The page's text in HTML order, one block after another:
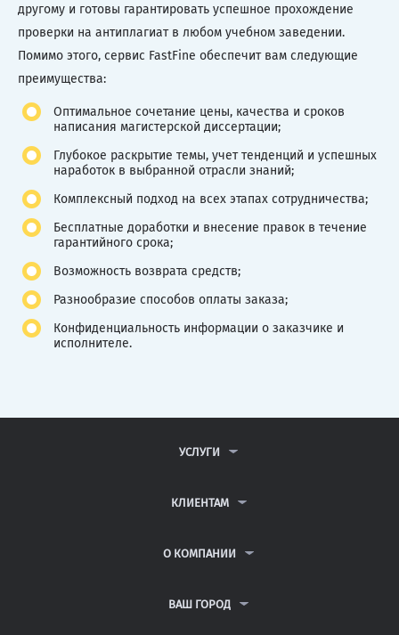
другому и готовы гарантировать успешное прохождение
проверки на антиплагиат в любом учебном заведении.
Помимо этого, сервис FastFine обеспечит вам следующие
преимущества:
Оптимальное сочетание цены, качества и сроков
написания магистерской диссертации;
Глубокое раскрытие темы, учет тенденций и успешных
наработок в выбранной отрасли знаний;
Комплексный подход на всех этапах сотрудничества;
Бесплатные доработки и внесение правок в течение
гарантийного срока;
Возможность возврата средств;
Разнообразие способов оплаты заказа;
Конфиденциальность информации о заказчике и
исполнителе.
УСЛУГИ
ДИПЛОМНЫЕ РАБОТЫ
РЕФЕРАТЫ
КЛИЕНТАМ
ВОПРОСЫ И ОТВЕТЫ
ПОЛИТИКА КОНФИДЕНЦИАЛЬНОСТИ
О КОМПАНИИ
КОНТАКТЫ
ВАШ ГОРОД